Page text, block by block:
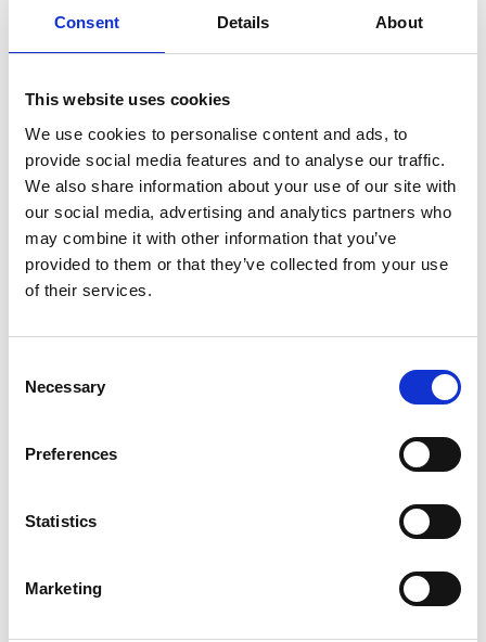
Consent Details About
This website uses cookies
We use cookies to personalise content and ads, to
provide social media features and to analyse our traffic.
We also share information about your use of our site with
our social media, advertising and analytics partners who
may combine it with other information that you’ve
provided to them or that they’ve collected from your use
of their services.
Selection
Necessary
Preferences
Statistics
Marketing
adc-insert
initial-list-
data
www.vastsv
erige.com
Used to build facet
filters on search
pages
Session
pageviewC
ount
vastsverige.
com
Used to count
number of
pageviews during
1 day
custom-
nt
tinymce-
hilitecolor
Persiste